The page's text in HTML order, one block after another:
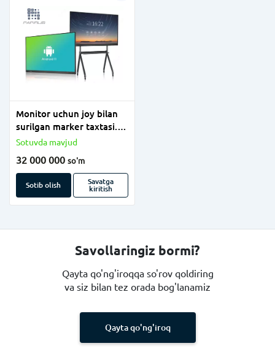
Monitor uchun joy bilan
surilgan marker taxtasi.
(120x550 sm)
Sotuvda mavjud
32 000 000 so'm
Sotib olish
Savatga
kiritish
Savollaringiz bormi?
Qayta qo'ng'iroqqa so'rov qoldiring
va siz bilan tez orada bog'lanamiz
Qayta qo'ng'iroq